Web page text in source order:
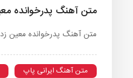
متن آهنگ پدرخوانده
متن آهنگ پدرخوانده معین
متن آهنگ ایرانی پاپ